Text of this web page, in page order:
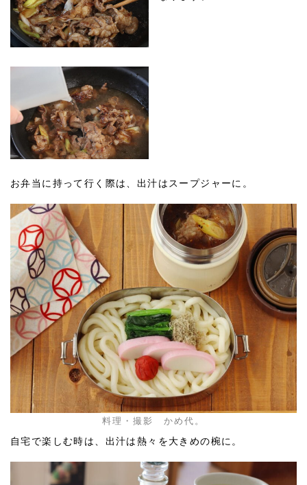
お弁当に持って行く際は、出汁はスープジャーに。
料理・撮影 かめ代。
自宅で楽しむ時は、出汁は熱々を大きめの椀に。